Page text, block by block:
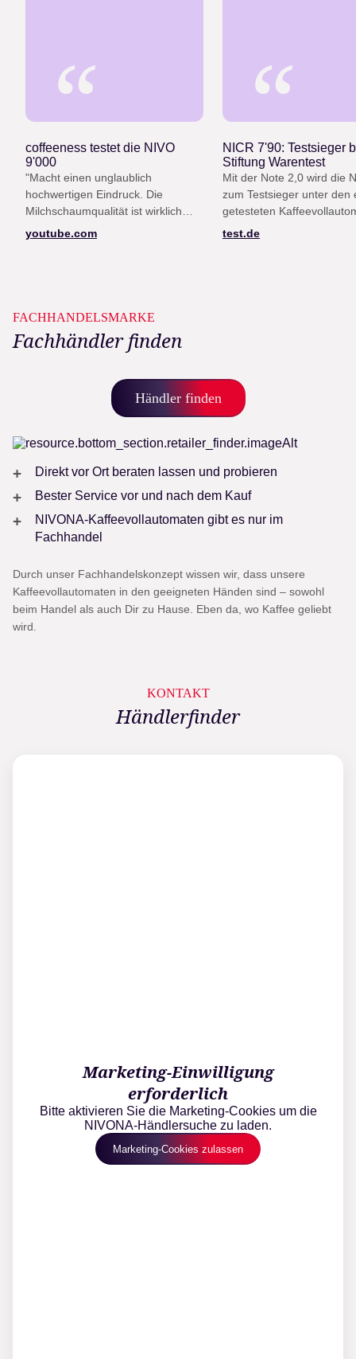
“
coffeeness testet die NIVO
9'000
"Macht einen unglaublich
hochwertigen Eindruck. Die
Milchschaumqualität ist wirklich
gut, die Lautstärke ist niedrig, das
youtube.com
“
NICR 7'90: Testsieger
Stiftung Warentest
Mit der Note 2,0 wird die
zum Testsieger unter den
getesteten
(Heft 12/25)
test.de
FACHHANDELSMARKE
Fachhändler finden
Händler finden
Direkt vor Ort beraten lassen und probieren
Bester Service vor und nach dem Kauf
NIVONA-Kaffeevollautomaten gibt es nur im
Fachhandel
Durch unser Fachhandelskonzept wissen wir, dass unsere
Kaffeevollautomaten in den geeigneten Händen sind – sowohl
beim Handel als auch Dir zu Hause. Eben da, wo Kaffee geliebt
wird.
KONTAKT
Händlerfinder
Marketing-Einwilligung
erforderlich
Bitte aktivieren Sie die Marketing-Cookies um die
NIVONA-Händlersuche zu laden.
Marketing-Cookies zulassen